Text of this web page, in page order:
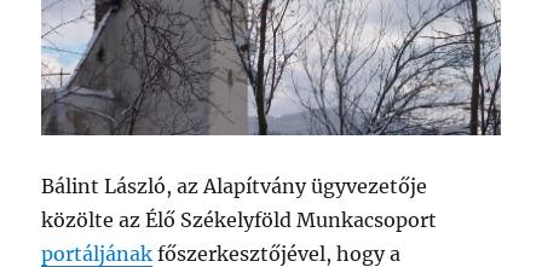
Bálint László, az Alapítvány ügyvezetője
közölte az Élő Székelyföld Munkacsoport
portáljának főszerkesztőjével, hogy a